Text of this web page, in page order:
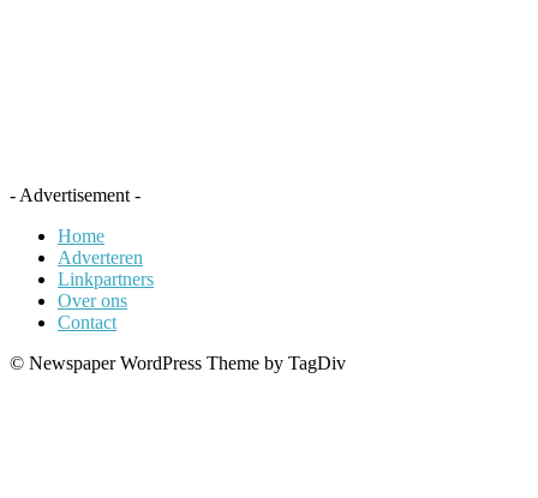
- Advertisement -
Home
Adverteren
Linkpartners
Over ons
Contact
© Newspaper WordPress Theme by TagDiv